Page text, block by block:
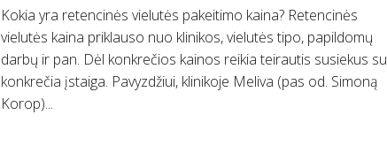
Kokia yra retencinės vielutės pakeitimo kaina? Retencinės
vielutės kaina priklauso nuo klinikos, vielutės tipo, papildomų
darbų ir pan. Dėl konkrečios kainos reikia teirautis susiekus su
konkrečia įstaiga. Pavyzdžiui, klinikoje Meliva (pas od. Simoną
Korop)...